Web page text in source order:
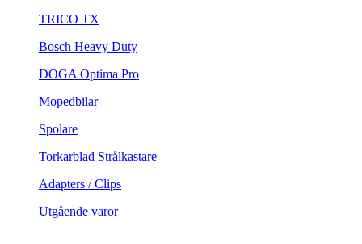
TRICO TX
Bosch Heavy Duty
DOGA Optima Pro
Mopedbilar
Spolare
Torkarblad Strålkastare
Adapters / Clips
Utgående varor